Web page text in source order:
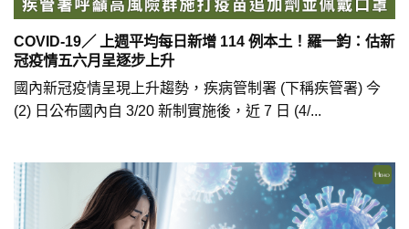
COVID-19／ 上週平均每日新增 114 例本土！羅一鈞：估新
冠疫情五六月呈逐步上升
國內新冠疫情呈現上升趨勢，疾病管制署 (下稱疾管署) 今
(2) 日公布國內自 3/20 新制實施後，近 7 日 (4/...